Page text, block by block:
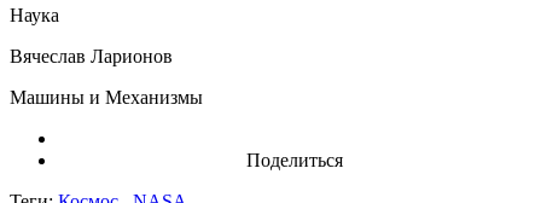
Наука
Вячеслав Ларионов
Машины и Механизмы
Поделиться